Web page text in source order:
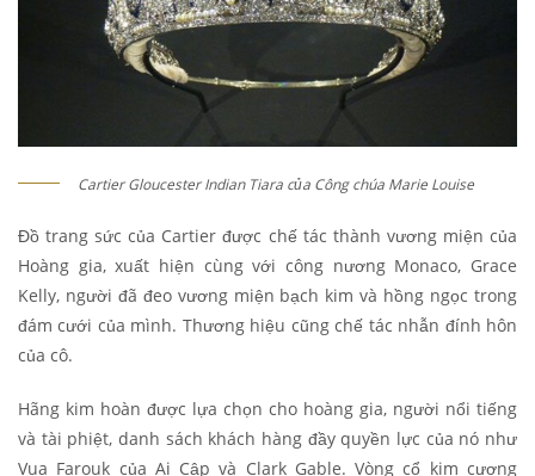
Cartier Gloucester Indian Tiara của Công chúa Marie Louise
Đồ trang sức của Cartier được chế tác thành vương miện của
Hoàng gia, xuất hiện cùng với công nương Monaco, Grace
Kelly, người đã đeo vương miện bạch kim và hồng ngọc trong
đám cưới của mình. Thương hiệu cũng chế tác nhẫn đính hôn
của cô.
Hãng kim hoàn được lựa chọn cho hoàng gia, người nổi tiếng
và tài phiệt, danh sách khách hàng đầy quyền lực của nó như
Vua Farouk của Ai Cập và Clark Gable. Vòng cổ kim cương